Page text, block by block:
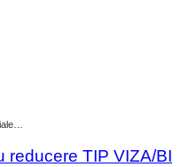
reducere TIP VIZA/BI